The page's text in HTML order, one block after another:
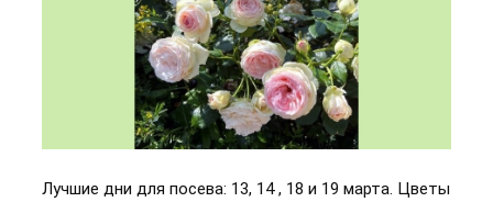
Лучшие дни для посева: 13, 14 , 18 и 19 марта. Цветы